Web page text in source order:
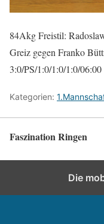
84Akg Freistil:
Greiz gegen Franko
3:0/PS/1:0/1:0/1:0/06:00
Kategorien:
Faszination Ringen
Die